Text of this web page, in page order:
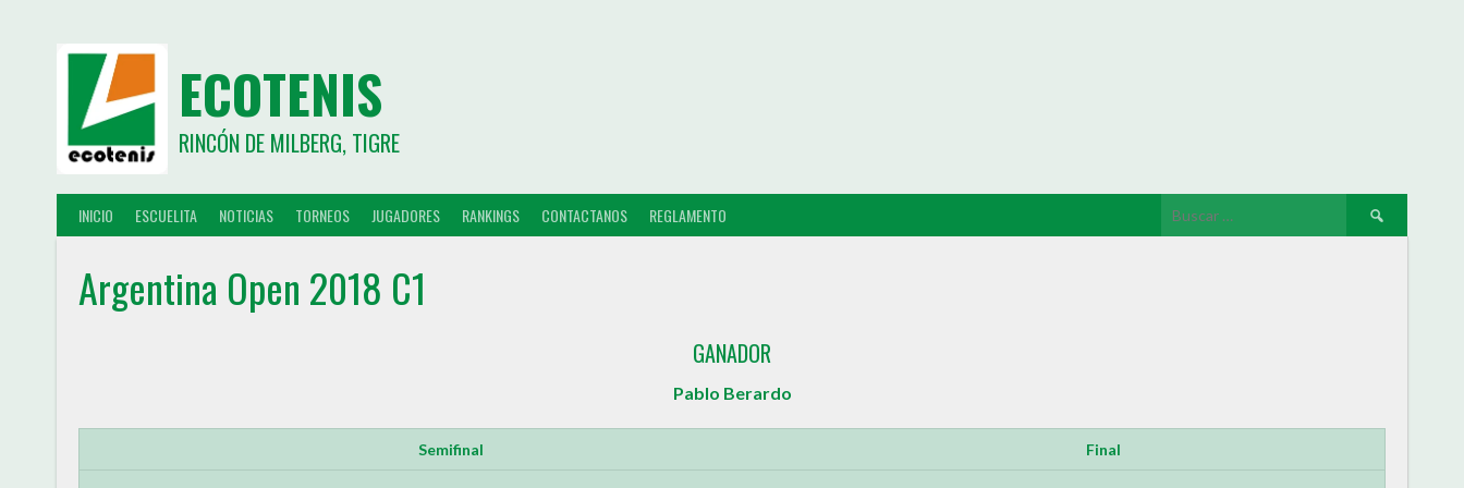
ECOTENIS
RINCÓN DE MILBERG, TIGRE
INICIO ESCUELITA NOTICIAS TORNEOS JUGADORES RANKINGS CONTACTANOS REGLAMENTO
Argentina Open 2018 C1
GANADOR
Pablo Berardo
Semifinal Final